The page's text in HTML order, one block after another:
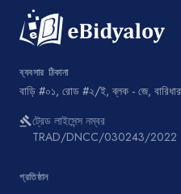
ব্যবসার ঠিকানা
বাড়ি #০১, রোড #২/ই, ব্লক - জে,
gavelট্রেড লাইসেন্স নম্বর
TRAD/DNCC/030243/2022
প্রতিষ্ঠান